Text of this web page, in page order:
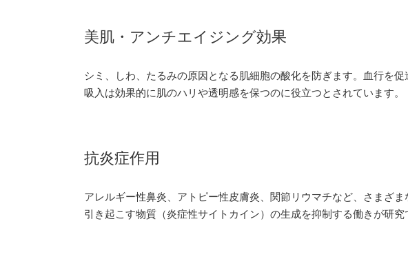
美肌・アンチエイジング効果
シミ、しわ、たるみの原因となる肌細胞の酸化を防ぎます。血行を
吸入は効果的に肌のハリや透明感を保つのに役立つとされています。
抗炎症作用
アレルギー性鼻炎、アトピー性皮膚炎、関節リウマチなど、さまざ
引き起こす物質（炎症性サイトカイン）の生成を抑制する働きが研究